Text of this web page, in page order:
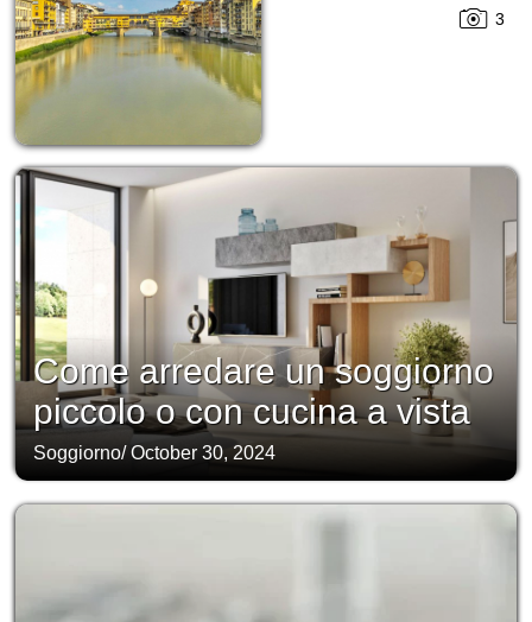
3
Come arredare un soggiorno
piccolo o con cucina a vista
Soggiorno/October 30, 2024